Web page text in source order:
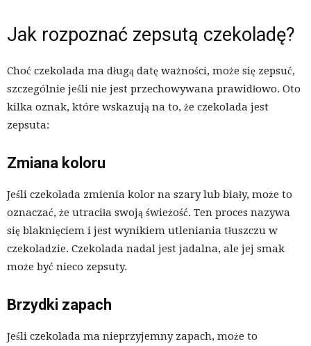
Jak rozpoznać zepsutą czekoladę?
Choć czekolada ma długą datę ważności, może się zepsuć,
szczególnie jeśli nie jest przechowywana prawidłowo. Oto
kilka oznak, które wskazują na to, że czekolada jest
zepsuta:
Zmiana koloru
Jeśli czekolada zmienia kolor na szary lub biały, może to
oznaczać, że utraciła swoją świeżość. Ten proces nazywa
się blaknięciem i jest wynikiem utleniania tłuszczu w
czekoladzie. Czekolada nadal jest jadalna, ale jej smak
może być nieco zepsuty.
Brzydki zapach
Jeśli czekolada ma nieprzyjemny zapach, może to